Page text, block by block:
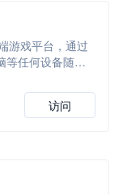
游戏平台，通过
等任何设备随时
访问